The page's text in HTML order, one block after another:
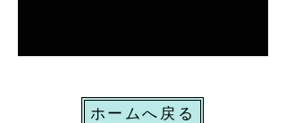
ホームへ戻る